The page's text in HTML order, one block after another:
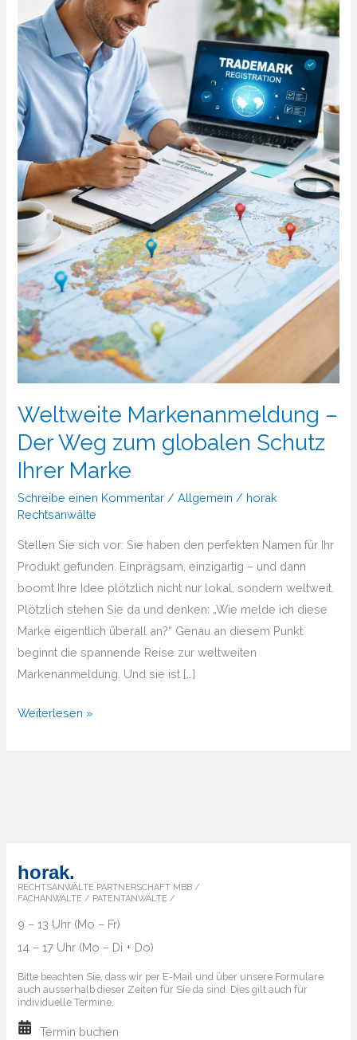
Weltweite Markenanmeldung –
Der Weg zum globalen Schutz
Ihrer Marke
Schreibe einen Kommentar /Allgemein / horak
Rechtsanwälte
Stellen Sie sich vor: Sie haben den perfekten Namen für Ihr
Produkt gefunden. Einprägsam, einzigartig – und dann
boomt Ihre Idee plötzlich nicht nur lokal, sondern weltweit.
Plötzlich stehen Sie da und denken: „Wie melde ich diese
Marke eigentlich überall an?“ Genau an diesem Punkt
beginnt die spannende Reise zur weltweiten
Markenanmeldung. Und sie ist […]
Weltweite
Schutz
Ihrer
Marke
Weiterlesen »
horak.
RECHTSANWÄLTE PARTNERSCHAFT MBB /
FACHANWÄLTE / PATENTANWÄLTE /
9 – 13 Uhr (Mo – Fr)
14 – 17 Uhr (Mo – Di + Do)
Bitte beachten Sie, dass wir per E-Mail und über unsere Formulare
auch ausserhalb dieser Zeiten für Sie da sind. Dies gilt auch für
individuelle Termine.
Termin buchen